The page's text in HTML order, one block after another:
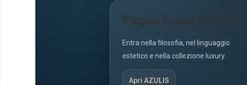
Pagina brand AZULIS
Entra nella filosofia, nel linguaggio
estetico e nella collezione luxury.
Apri AZULIS